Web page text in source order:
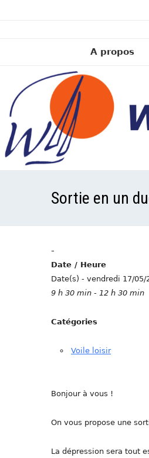
A propos
Sortie en un
-
Date / Heure
Date(s) - vendredi 17/05/
9 h 30 min - 12 h 30 min
Catégories
Voile loisir
Bonjour à vous !
On vous propose une
La dépression sera tout